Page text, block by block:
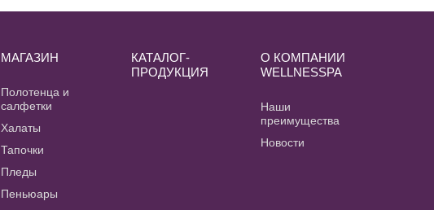
МАГАЗИН
Полотенца и
салфетки
Халаты
Тапочки
Пледы
Пеньюары
КАТАЛОГ-
ПРОДУКЦИЯ
О КОМПАНИИ
WELLNESSPA
Наши
преимущества
Новости